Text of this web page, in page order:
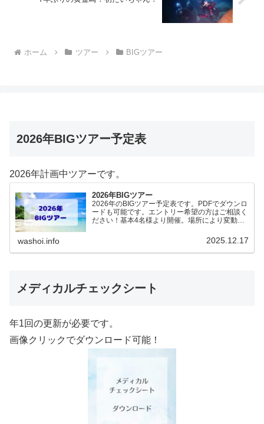
ホーム ツアー BIGツアー
2026年BIGツアー予定表
2026年計画中ツアーです。
2026年BIGツアー
2026年のBIGツアー予定表です。PDFでダウンロ
ードも可能です。エントリー希望の方はご相談く
ださい！基本4名様より開催。場所により変動あ
（12.19更新）ダウンロードPDFでアップロード
washoi.info 2025.12.17
メディカルチェックシート
年1回の更新が必要です。
画像クリックでダウンロード可能！